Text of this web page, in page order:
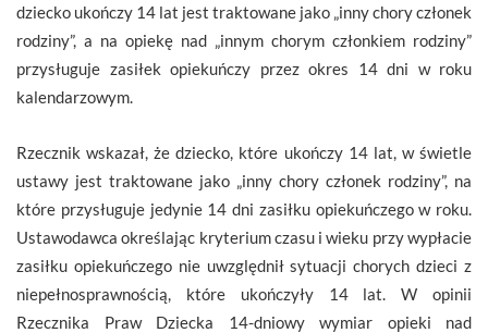
dziecko ukończy 14 lat jest traktowane jako „inny chory członek
rodziny”, a na opiekę nad „innym chorym członkiem rodziny”
przysługuje zasiłek opiekuńczy przez okres 14 dni w roku
kalendarzowym.
Rzecznik wskazał, że dziecko, które ukończy 14 lat, w świetle
ustawy jest traktowane jako „inny chory członek rodziny”, na
które przysługuje jedynie 14 dni zasiłku opiekuńczego w roku.
Ustawodawca określając kryterium czasu i wieku przy wypłacie
zasiłku opiekuńczego nie uwzględnił sytuacji chorych dzieci z
niepełnosprawnością, które ukończyły 14 lat. W opinii
Rzecznika Praw Dziecka 14-dniowy wymiar opieki nad